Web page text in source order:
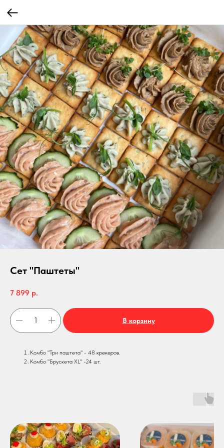
Сет "Паштеты"
7 899 р.
В корзину
Комбо "Три паштета" - 48 крекеров.
Комбо "Брускета XL" -24 шт.